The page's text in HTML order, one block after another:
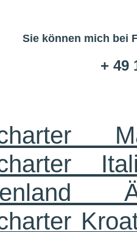
Sie können mich bei
+ 49